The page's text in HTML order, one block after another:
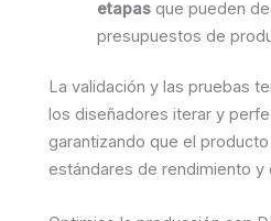
etapasque pueden
presupuestos de
La validación y las pruebas
los diseñadores iterar y
garantizando que el
estándares de rendimiento y